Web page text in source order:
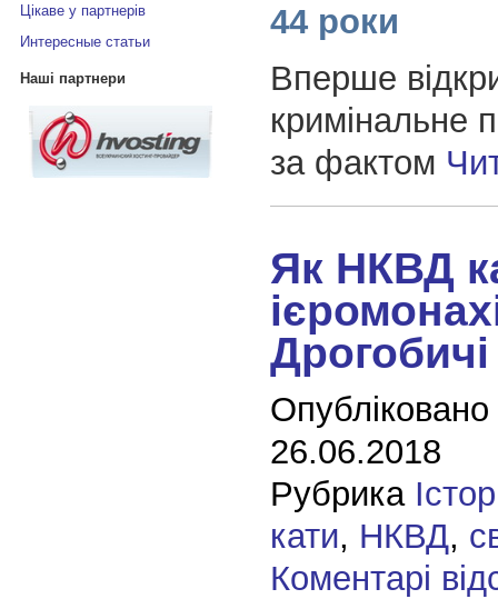
Цікаве у партнерів
Интересные статьи
Наші партнери
44 роки
Вперше
кримінальне
за фактом
Як НКВД
Дрогобичі
26.06.2018
Рубрика
кати, НКВД,
Коментарі